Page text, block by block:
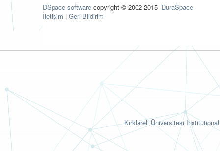
DSpace software copyright © 2002-2015 DuraSpace
İletişim | Geri Bildirim
Kırklareli Üniversitesi